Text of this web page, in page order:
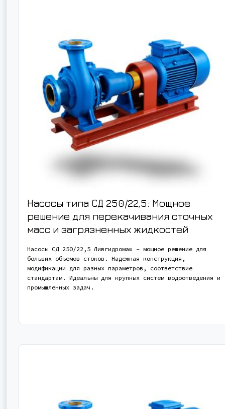
Насосы типа СД 250/22,5: Мощное
решение для перекачивания сточных
масс и загрязненных жидкостей
Насосы СД 250/22,5 Ливгидромаш – мощное решение для
больших объемов стоков. Надежная конструкция,
модификации для разных параметров, соответствие
стандартам. Идеальны для крупных систем водоотведения и
промышленных задач.